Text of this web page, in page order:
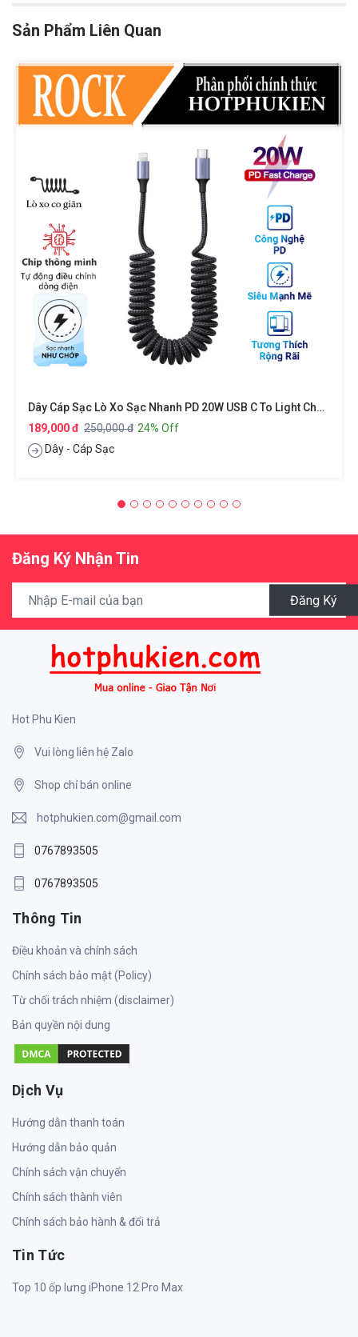
Sản Phẩm Liên Quan
Dây Cáp Sạc Lò Xo Sạc Nhanh PD 20W USB C To Light Chuẩn Type C PD 3.0 Hiệu Rock Spring PD Cable Cho IPhone / Cho IPad / Cho Airpods (truyền Tải Dữ Liệu Tốc Độ Cao 480Mbps, Trang Bị Chip Điều Chỉnh Dòng Điện Thông Minh)
189,000 đ 250,000 đ 24% Off
Dây - Cáp Sạc
Đăng Ký Nhận Tin
Đăng Ký
Hot Phu Kien
Vui lòng liên hệ Zalo
Shop chỉ bán online
hotphukien.com@gmail.com
0767893505
0767893505
Thông Tin
Điều khoản và chính sách
Chính sách bảo mật (Policy)
Từ chối trách nhiệm (disclaimer)
Bản quyền nội dung
Dịch Vụ
Hướng dẫn thanh toán
Hướng dẫn bảo quản
Chính sách vận chuyển
Chính sách thành viên
Chính sách bảo hành & đổi trả
Tin Tức
Top 10 ốp lưng iPhone 12 Pro Max